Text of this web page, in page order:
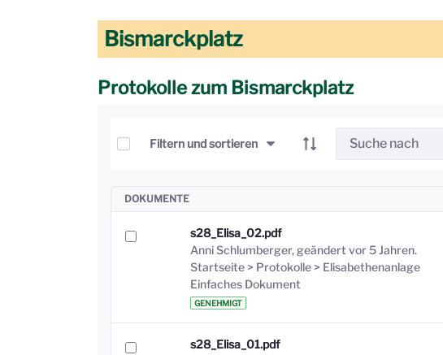
Bismarckplatz
Protokolle zum Bismarckplatz
Elemente auswählen
Filtern und sortieren
DOKUMENTE
s28_Elisa_02.pdf
Anni Schlumberger, geändert vor 5 Jahren.
Startseite > Protokolle > Elisabethenanlage
Einfaches Dokument
GENEHMIGT
s28_Elisa_01.pdf